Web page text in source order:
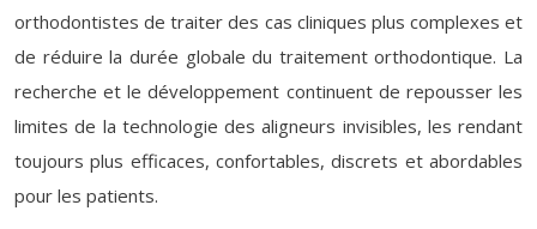
orthodontistes de traiter des cas cliniques plus complexes et
de réduire la durée globale du traitement orthodontique. La
recherche et le développement continuent de repousser les
limites de la technologie des aligneurs invisibles, les rendant
toujours plus efficaces, confortables, discrets et abordables
pour les patients.